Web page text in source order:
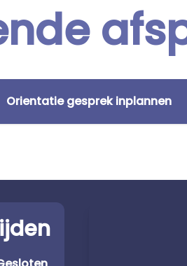
Orientatie gesprek inplannen